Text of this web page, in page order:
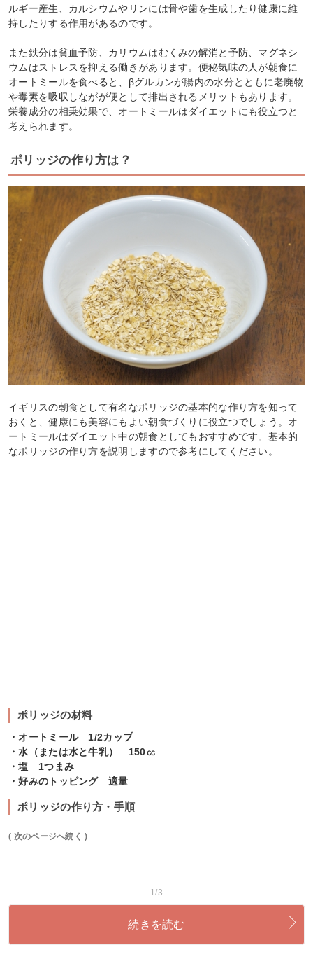
ルギー産生、カルシウムやリンには骨や歯を生成したり健康に維
持したりする作用があるのです。
また鉄分は貧血予防、カリウムはむくみの解消と予防、マグネシ
ウムはストレスを抑える働きがあります。便秘気味の人が朝食に
オートミールを食べると、βグルカンが腸内の水分とともに老廃物
や毒素を吸収しながが便として排出されるメリットもあります。
栄養成分の相乗効果で、オートミールはダイエットにも役立つと
考えられます。
ポリッジの作り方は？
イギリスの朝食として有名なポリッジの基本的な作り方を知って
おくと、健康にも美容にもよい朝食づくりに役立つでしょう。オ
ートミールはダイエット中の朝食としてもおすすめです。基本的
なポリッジの作り方を説明しますので参考にしてください。
ポリッジの材料
・オートミール 1/2カップ
・水（または水と牛乳） 150㏄
・塩 1つまみ
・好みのトッピング 適量
ポリッジの作り方・手順
( 次のページへ続く )
1/3
続きを読む